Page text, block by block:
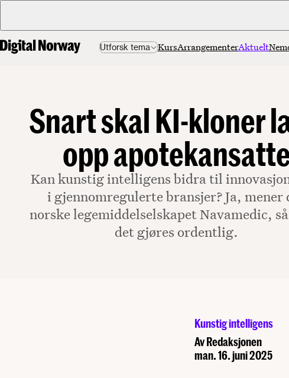
Utforsk tema KursArrangementerAktuelt
Snart skal KI-kloner
opp
Kan kunstig intelligens bidra til
i gjennomregulerte bransjer? Ja, mener
norske legemiddelselskapet Navamedic,
det gjøres ordentlig.
Kunstig intelligens
AvRedaksjonen
man. 16. juni 2025